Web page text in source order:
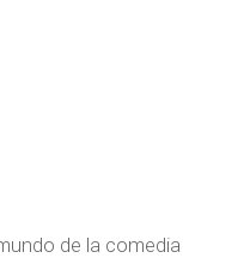
de la comedia